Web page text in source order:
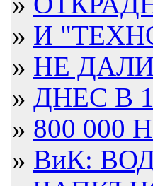
» И
» НЕ
» ДНЕС В
» 800 000
» ВиК: